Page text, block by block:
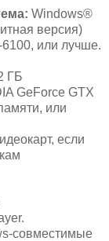
Windows®
версия)
6100, или лучше.
ГБ
GeForce GTX
или
если
совместимые